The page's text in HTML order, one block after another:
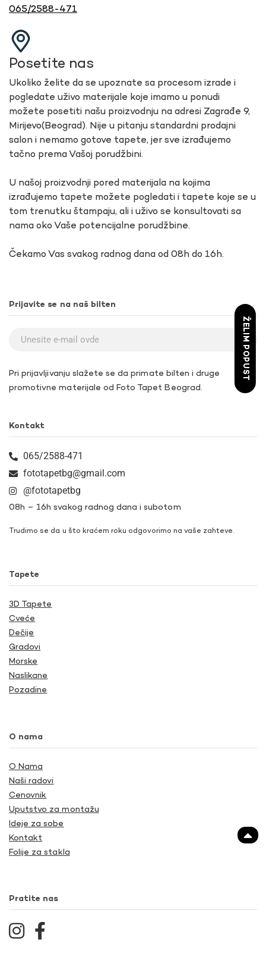
065/2588-471
Posetite nas
Ukoliko želite da se upoznate sa procesom izrade i
pogledate uživo materijale koje imamo u ponudi
možete posetiti našu proizvodnju na adresi Zagrađe 9,
Mirijevo(Beograd). Nije u pitanju standardni prodajni
salon i nemamo gotove tapete, jer sve izrađujemo
tačno prema Vašoj porudžbini.
U našoj proizvodnji pored materijala na kojima
izrađujemo tapete možete pogledati i tapete koje se u
tom trenutku štampaju, ali i uživo se konsultovati sa
nama oko Vaše potencijalne porudžbine.
Čekamo Vas svakog radnog dana od 08h do 16h.
Prijavite se na naš bilten
Pri prijavljivanju slažete se da primate bilten i druge
promotivne materijale od Foto Tapet Beograd.
Kontakt
065/2588-471
fototapetbg@gmail.com
@fototapetbg
08h – 16h svakog radnog dana i subotom
Trudimo se da u što kraćem roku odgovorimo na vaše zahteve.
Tapete
3D Tapete
Cveće
Dečije
Gradovi
Morske
Naslikane
Pozadine
O nama
O Nama
Naši radovi
Cenovnik
Uputstvo za montažu
Ideje za sobe
Kontakt
Folije za stakla
Pratite nas
ŽELIM POPUST